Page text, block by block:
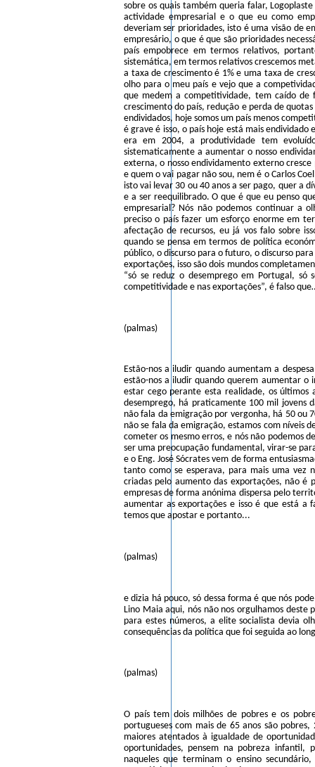
sobre os quais também queria falar,
actividade empresarial e o que eu como
deveriam ser prioridades, isto é uma visão de
empresário, o que é que são prioridades
país empobrece em termos relativos,
sistemática, em termos relativos crescemos
a taxa de crescimento é 1% e uma taxa de
olho para o meu país e vejo que a
que medem a competitividade, tem caído de
crescimento do país, redução e perda de
endividados, hoje somos um país menos
é grave é isso, o país hoje está mais
era em 2004, a produtividade tem
sistematicamente a aumentar o nosso
externa, o nosso endividamento externo
e quem o vai pagar não sou, nem é o Carlos
isto vai levar 30 ou 40 anos a ser pago, quer a
e a ser reequilibrado. O que é que eu penso
empresarial? Nós não podemos continuar a
preciso o país fazer um esforço enorme em
afectação de recursos, eu já vos falo sobre
quando se pensa em termos de política
público, o discurso para o futuro, o discurso
exportações, isso são dois mundos
“só se reduz o desemprego em Portugal, só
competitividade e nas exportações”, é falso
(palmas)
Estão-nos a iludir quando aumentam a
estão-nos a iludir quando querem aumentar o
estar cego perante esta realidade, os últimos
desemprego, há praticamente 100 mil jovens
não fala da emigração por vergonha, há 50 ou
não se fala da emigração, estamos com níveis
cometer os mesmo erros, e nós não podemos
ser uma preocupação fundamental, virar-se
e o Eng. José Sócrates vem de forma
tanto como se esperava, para mais uma vez
criadas pelo aumento das exportações, não é
empresas de forma anónima dispersa pelo
aumentar as exportações e isso é que está a
temos que apostar e portanto...
(palmas)
e dizia há pouco, só dessa forma é que nós
Lino Maia aqui, nós não nos orgulhamos
para estes números, a elite socialista devia
consequências da política que foi seguida ao
(palmas)
O país tem dois milhões de pobres e os
portugueses com mais de 65 anos são
maiores atentados à igualdade de
oportunidades, pensem na pobreza infantil,
naqueles que terminam o ensino